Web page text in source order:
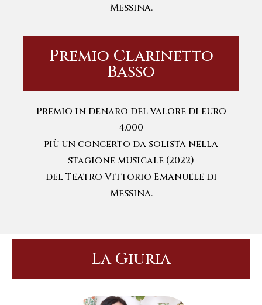
Messina.
Premio Clarinetto
Basso
Premio in denaro del valore di euro
4.000
più un concerto da solista nella
stagione musicale (2022)
del Teatro Vittorio Emanuele di
Messina.
La Giuria